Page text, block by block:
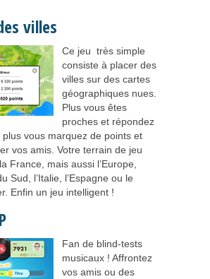
villes
Ce jeu très simple
consiste à placer des
villes sur des cartes
géographiques nues.
Plus vous êtes
proches et répondez
plus vous marquez de points et
vos amis. Votre terrain de jeu
France, mais aussi l’Europe,
Sud, l’Italie, l’Espagne ou le
Enfin un jeu intelligent !
Fan de blind-tests
musicaux ! Affrontez
vos amis ou des